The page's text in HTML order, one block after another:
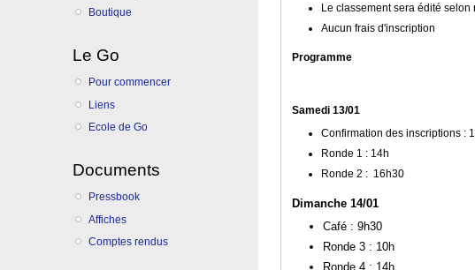
Boutique
Le Go
Pour commencer
Liens
Ecole de Go
Documents
Pressbook
Affiches
Comptes rendus
Le classement sera édité
Aucun frais d'inscription
Programme
Samedi 13/01
Confirmation des inscriptions :
Ronde 1 : 14h
Ronde 2 : 16h30
Dimanche 14/01
Café : 9h30
Ronde 3 : 10h
Ronde 4 : 14h